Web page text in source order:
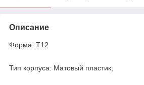
Описание
Форма:
Тип корпуса: